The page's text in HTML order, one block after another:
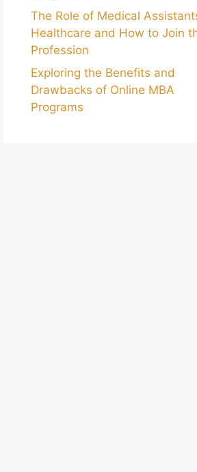
The Role of Medical
Healthcare and How to Join
Profession
Exploring the Benefits and
Drawbacks of Online MBA
Programs